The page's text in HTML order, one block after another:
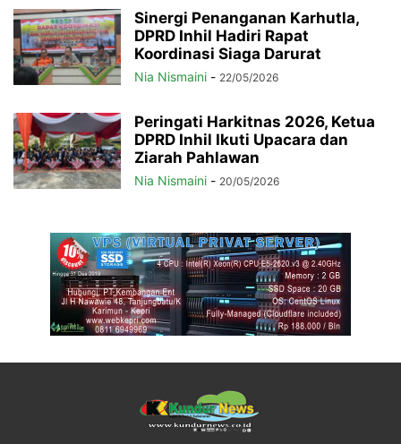
Sinergi Penanganan Karhutla,
DPRD Inhil Hadiri Rapat
Koordinasi Siaga Darurat
Nia Nismaini - 22/05/2026
Peringati Harkitnas 2026, Ketua
DPRD Inhil Ikuti Upacara dan
Ziarah Pahlawan
Nia Nismaini - 20/05/2026